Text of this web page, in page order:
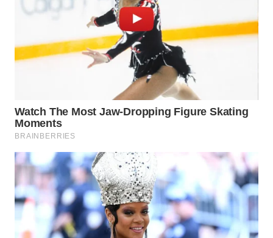
DEPOK
WN
WN
PADANG
LAWAS